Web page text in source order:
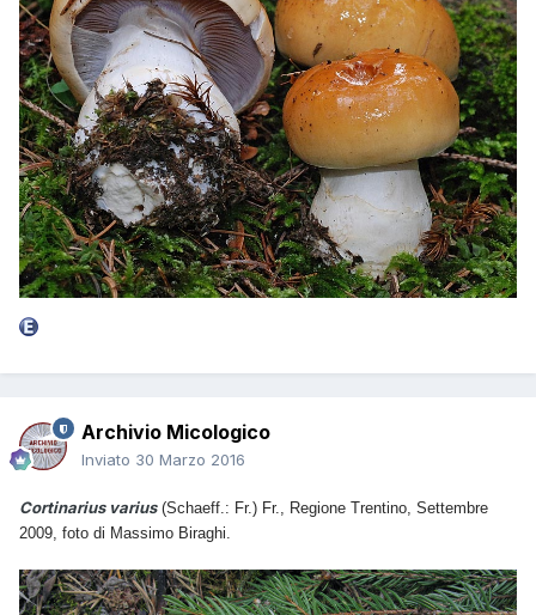
Archivio Micologico
Inviato 30 Marzo 2016
Cortinarius varius(Schaeff.: Fr.) Fr., Regione Trentino, Settembre
2009, foto di Massimo Biraghi.